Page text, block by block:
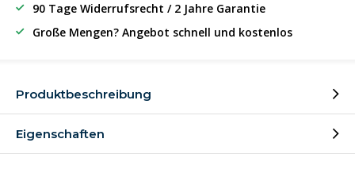
90 Tage Widerrufsrecht / 2 Jahre Garantie
Große Mengen? Angebot schnell und kostenlos
Produktbeschreibung
Eigenschaften